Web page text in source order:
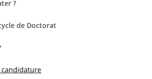
?
de Doctorat
candidature